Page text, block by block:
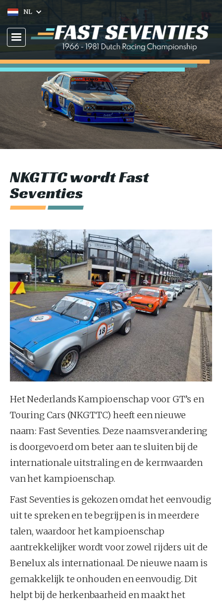
NL
NKGTTC wordt Fast
Seventies
Het Nederlands Kampioenschap voor GT’s en
Touring Cars (NKGTTC) heeft een nieuwe
naam: Fast Seventies. Deze naamsverandering
is doorgevoerd om beter aan te sluiten bij de
internationale uitstraling en de kernwaarden
van het kampioenschap.
Fast Seventies is gekozen omdat het eenvoudig
uit te spreken en te begrijpen is in meerdere
talen, waardoor het kampioenschap
aantrekkelijker wordt voor zowel rijders uit de
Benelux als internationaal. De nieuwe naam is
gemakkelijk te onhouden en eenvoudig. Dit
helpt bij de herkenbaarheid en maakt het